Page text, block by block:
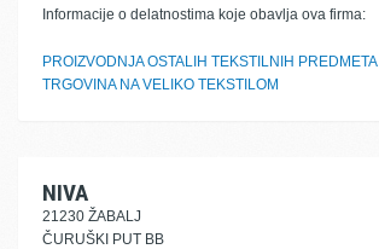
Informacije o delatnostima koje obavlja ova firma:
PROIZVODNJA OSTALIH TEKSTILNIH PREDMETA
TRGOVINA NA VELIKO TEKSTILOM
NIVA
21230 ŽABALJ
ČURUŠKI PUT BB